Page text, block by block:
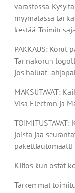
varastossa. Kysy
myymälässä tai
kestää.
PAKKAUS: Korut
Tarinakorun
jos haluat
MAKSUTAVAT:
Visa Electron ja
joista jää
pakettiautomaatti
Kiitos kun ostat
Tarkemmat